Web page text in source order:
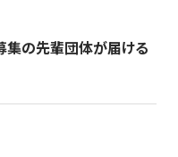
集の先輩団体が届ける